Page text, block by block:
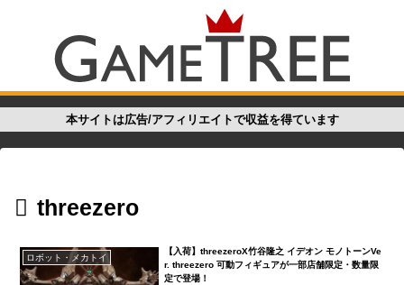
本サイトは広告/アフィリエイトで収益を得ています
threezero
ロボット・メカトイ
【入荷】threezeroX竹谷隆之 イデオン モノトーンVe
r. threezero 可動フィギュアが一部店舗限定・数量限
定で登場！